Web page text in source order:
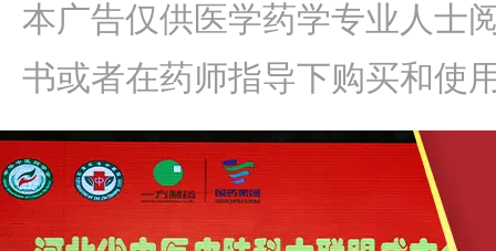
本广告仅供医学药学专业人士
书或者在药师指导下购买和使